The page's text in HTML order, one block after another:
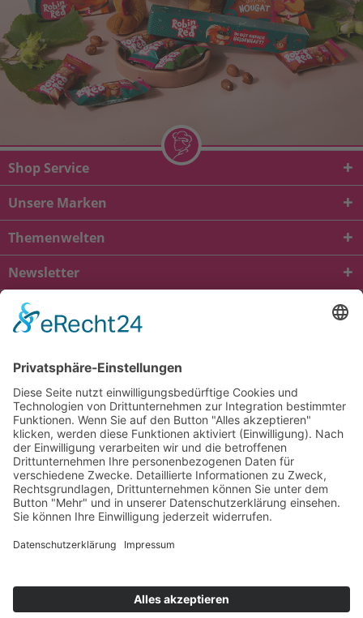
Shop Service
Unsere Marken
Themenwelten
Newsletter
* Alle Preise inkl. gesetzl. Mehrwertsteuer zzgl.
und ggf.
Nachnahmegebühren, wenn nicht anders beschrieben
viba.de
4.90von5.00bei1684
Kontakt Versandkosten und Lieferung
Zahlungsarten
FAQ – Häufig gestellte Fragen
Mein Konto
Allgemeine Geschäftsbedingungen
Datenschutz
Impressum
Barrierefreiheit
Cookie-Einstellungen
Widerrufsbelehrung
Vertrag widerrufen